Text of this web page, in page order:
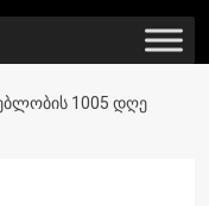
1005 ᲓᲦᲔ